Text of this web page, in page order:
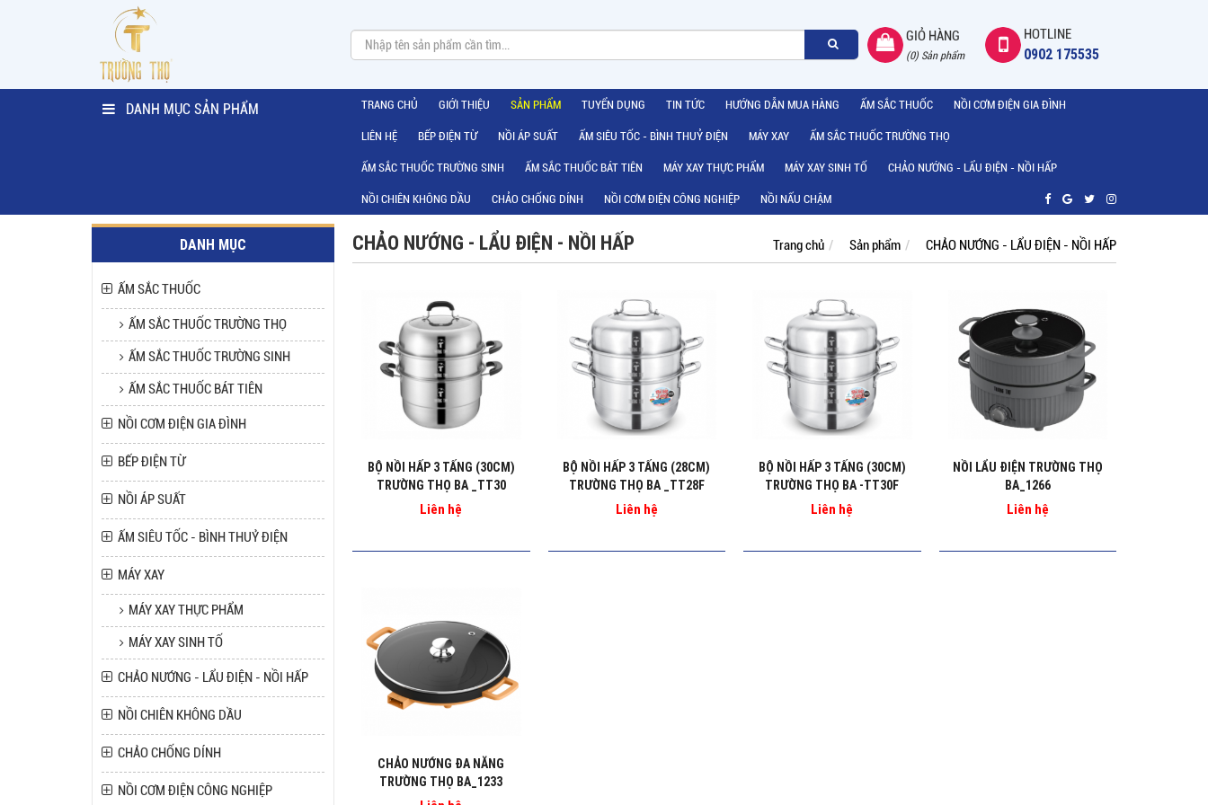
GIỎ HÀNG
(0) Sản phẩm
HOTLINE
0902 175535
DANH MỤC SẢN PHẨM TRANG CHỦ GIỚI THIỆU SẢN PHẨM TUYỂN DỤNG TIN TỨC HƯỚNG DẪN MUA HÀNG ẤM SẮC THUỐC NỒI CƠM ĐIỆN GIA ĐÌNH
LIÊN HỆ BẾP ĐIỆN TỪ NỒI ÁP SUẤT ẤM SIÊU TỐC - BÌNH THUỶ ĐIỆN MÁY XAY ẤM SẮC THUỐC TRƯỜNG THỌ
ẤM SẮC THUỐC TRƯỜNG SINH ẤM SẮC THUỐC BÁT TIÊN MÁY XAY THỰC PHẨM MÁY XAY SINH TỐ CHẢO NƯỚNG - LẨU ĐIỆN - NỒI HẤP
NỒI CHIÊN KHÔNG DẦU CHẢO CHỐNG DÍNH NỒI CƠM ĐIỆN CÔNG NGHIỆP NỒI NẤU CHẬM
DANH MỤC
ẤM SẮC THUỐC
ẤM SẮC THUỐC TRƯỜNG THỌ
ẤM SẮC THUỐC TRƯỜNG SINH
ẤM SẮC THUỐC BÁT TIÊN
NỒI CƠM ĐIỆN GIA ĐÌNH
BẾP ĐIỆN TỪ
NỒI ÁP SUẤT
ẤM SIÊU TỐC - BÌNH THUỶ ĐIỆN
MÁY XAY
MÁY XAY THỰC PHẨM
MÁY XAY SINH TỐ
CHẢO NƯỚNG - LẨU ĐIỆN - NỒI HẤP
NỒI CHIÊN KHÔNG DẦU
CHẢO CHỐNG DÍNH
NỒI CƠM ĐIỆN CÔNG NGHIỆP
CHẢO NƯỚNG - LẨU ĐIỆN - NỒI HẤP Trang chủ Sản phẩm CHẢO NƯỚNG - LẨU ĐIỆN - NỒI HẤP
BỘ NỒI HẤP 3 TẤNG (30CM)
TRƯỜNG THỌ BA _TT30
Liên hệ
BỘ NỒI HẤP 3 TẤNG (28CM)
TRƯỜNG THỌ BA _TT28F
Liên hệ
BỘ NỒI HẤP 3 TẤNG (30CM)
TRƯỜNG THỌ BA -TT30F
Liên hệ
NỒI LẨU ĐIỆN TRƯỜNG THỌ
BA_1266
Liên hệ
CHẢO NƯỚNG ĐA NĂNG
TRƯỜNG THỌ BA_1233